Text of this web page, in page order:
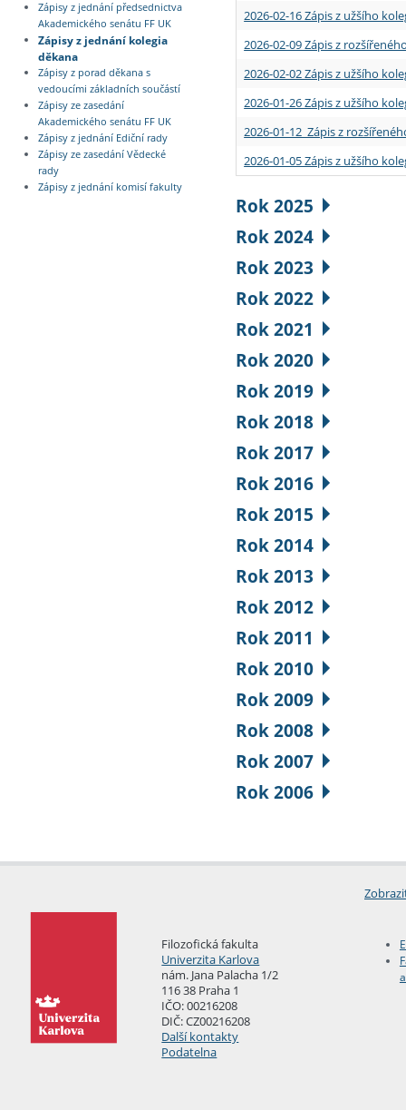
Zápisy z jednání předsednictva
Akademického senátu FF UK
Zápisy z jednání kolegia
děkana
Zápisy z porad děkana s
vedoucími základních součástí
Zápisy ze zasedání
Akademického senátu FF UK
Zápisy z jednání Ediční rady
Zápisy ze zasedání Vědecké
rady
Zápisy z jednání komisí fakulty
2026-02-16 Zápis z užšího
2026-02-09 Zápis z
2026-02-02 Zápis z užšího
2026-01-26 Zápis z užšího
2026-01-12 Zápis z
2026-01-05 Zápis z užšího
Rok 2025
Rok 2024
Rok 2023
Rok 2022
Rok 2021
Rok 2020
Rok 2019
Rok 2018
Rok 2017
Rok 2016
Rok 2015
Rok 2014
Rok 2013
Rok 2012
Rok 2011
Rok 2010
Rok 2009
Rok 2008
Rok 2007
Rok 2006
Filozofická fakulta
Univerzita Karlova
nám. Jana Palacha 1/2
116 38 Praha 1
IČO: 00216208
DIČ: CZ00216208
Další kontakty
Podatelna